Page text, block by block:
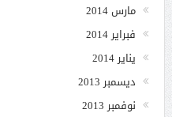
مارس 2014
فبراير 2014
يناير 2014
ديسمبر 2013
نوفمبر 2013